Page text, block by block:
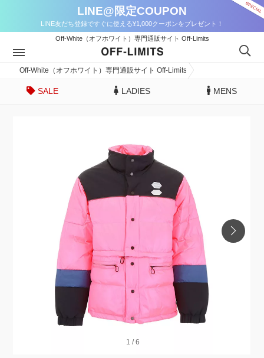
LINE@限定COUPON
LINE友だち登録ですぐに使える¥1,000クーポンをプレゼント！
Off-White（オフホワイト）専門通販サイト Off-Limits
Off-White（オフホワイト）専門通販サイト Off-Limits
SALE LADIES MENS
1 /6
1 /6